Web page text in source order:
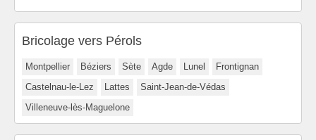
Bricolage vers Pérols
Montpellier Béziers Sète Agde Lunel
Frontignan
Castelnau-le-Lez
Lattes
Saint-Jean-de-Védas
Villeneuve-lès-Maguelone